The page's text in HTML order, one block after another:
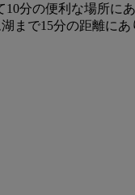
分の便利な場所に
まで15分の距離に